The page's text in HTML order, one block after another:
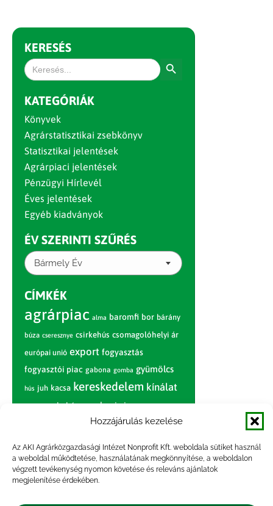
Hozzájárulás kezelése
Az AKI Agrárközgazdasági Intézet Nonprofit Kft. weboldala sütiket használ
a weboldal működtetése, használatának megkönnyítése, a weboldalon
végzett tevékenység nyomon követése és releváns ajánlatok
megjelenítése érdekében.
KERESÉS
Search
for:
KATEGÓRIÁK
Könyvek
Agrárstatisztikai zsebkönyv
Statisztikai jelentések
Agrárpiaci jelentések
Pénzügyi Hírlevél
Éves jelentések
Egyéb kiadványok
ÉV SZERINTI SZŰRÉS
Bármely Év
CÍMKÉK
agrárpiac alma baromfi bor bárány
búza cseresznye csirkehús csomagolóhelyi ár
európai unió export fogyasztás
fogyasztói piac gabona gomba gyümölcs
hús juh kacsa kereskedelem kínálat
körte marhahús nagybani piac narancs
nemzetközi árinformációk
paradicsom piac piaci jelentés
pulyka pulykahús sertés sertéshús
szarvasmarha termelés
termelői